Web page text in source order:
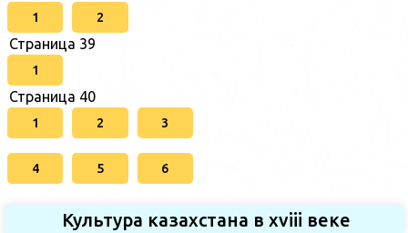
1 2
Страница 39
1
Страница 40
1 2 3
4 5 6
Культура казахстана в xviii веке